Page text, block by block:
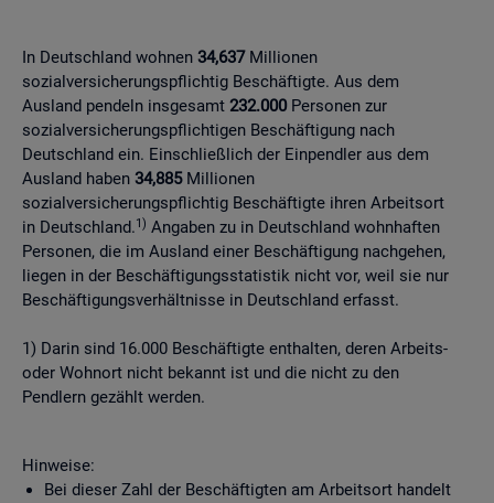
In Deutschland wohnen 34,637Millionen
sozialversicherungspflichtig Beschäftigte. Aus dem
Ausland pendeln insgesamt 232.000Personen zur
sozialversicherungspflichtigen Beschäftigung nach
Deutschland ein. Einschließlich der Einpendler aus dem
Ausland haben 34,885Millionen
sozialversicherungspflichtig Beschäftigte ihren Arbeitsort
in Deutschland.1) Angaben zu in Deutschland wohnhaften
Personen, die im Ausland einer Beschäftigung nachgehen,
liegen in der Beschäftigungsstatistik nicht vor, weil sie nur
Beschäftigungsverhältnisse in Deutschland erfasst.
1) Darin sind 16.000 Beschäftigte enthalten, deren Arbeits-
oder Wohnort nicht bekannt ist und die nicht zu den
Pendlern gezählt werden.
Hinweise:
Bei dieser Zahl der Beschäftigten am Arbeitsort handelt